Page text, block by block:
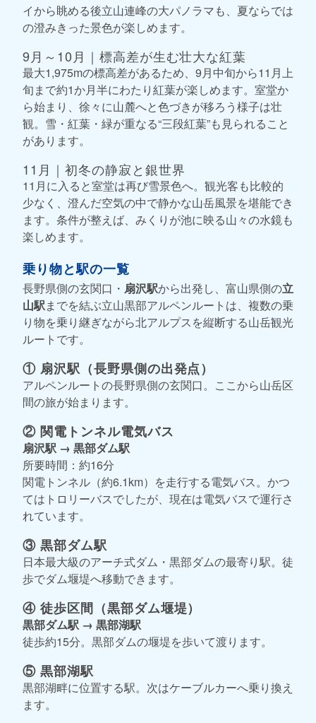
イから眺める後立山連峰の大パノラマも、夏ならでは
の澄みきった景色が楽しめます。
9月～10月｜標高差が生む壮大な紅葉
最大1,975mの標高差があるため、9月中旬から11月上
旬まで約1か月半にわたり紅葉が楽しめます。室堂か
ら始まり、徐々に山麓へと色づきが移ろう様子は壮
観。雪・紅葉・緑が重なる“三段紅葉”も見られること
があります。
11月｜初冬の静寂と銀世界
11月に入ると室堂は再び雪景色へ。観光客も比較的
少なく、澄んだ空気の中で静かな山岳風景を堪能でき
ます。条件が整えば、みくりが池に映る山々の水鏡も
楽しめます。
乗り物と駅の一覧
長野県側の玄関口・ 扇沢駅から出発し、富山県側の立
山駅までを結ぶ立山黒部アルペンルートは、複数の乗
り物を乗り継ぎながら北アルプスを縦断する山岳観光
ルートです。
① 扇沢駅（長野県側の出発点）
アルペンルートの長野県側の玄関口。ここから山岳区
間の旅が始まります。
② 関電トンネル電気バス
扇沢駅 → 黒部ダム駅
所要時間：約16分
関電トンネル（約6.1km）を走行する電気バス。かつ
てはトロリーバスでしたが、現在は電気バスで運行さ
れています。
③ 黒部ダム駅
日本最大級のアーチ式ダム・黒部ダムの最寄り駅。徒
歩でダム堰堤へ移動できます。
④ 徒歩区間（黒部ダム堰堤）
黒部ダム駅 → 黒部湖駅
徒歩約15分。黒部ダムの堰堤を歩いて渡ります。
⑤ 黒部湖駅
黒部湖畔に位置する駅。次はケーブルカーへ乗り換え
ます。